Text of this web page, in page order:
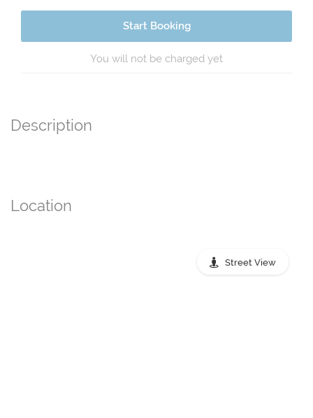
Start Booking
You will not be charged yet
Description
Location
Street View